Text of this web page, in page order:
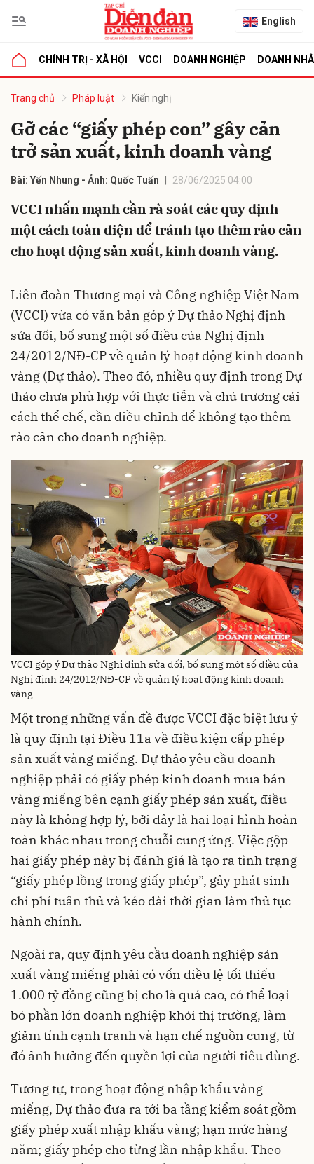
English
CHÍNH TRỊ - XÃ HỘI VCCI DOANH NGHIỆP DOANH
Trang chủ Pháp luật Kiến nghị
Gỡ các “giấy phép con” gây cản
trở sản xuất, kinh doanh vàng
Bài: Yến Nhung - Ảnh: Quốc Tuấn 28/06/2025 04:00
VCCI nhấn mạnh cần rà soát các quy định
một cách toàn diện để tránh tạo thêm rào cản
cho hoạt động sản xuất, kinh doanh vàng.
Liên đoàn Thương mại và Công nghiệp Việt Nam
(VCCI) vừa có văn bản góp ý Dự thảo Nghị định
sửa đổi, bổ sung một số điều của Nghị định
24/2012/NĐ-CP về quản lý hoạt động kinh doanh
vàng (Dự thảo). Theo đó, nhiều quy định trong Dự
thảo chưa phù hợp với thực tiễn và chủ trương cải
cách thể chế, cần điều chỉnh để không tạo thêm
rào cản cho doanh nghiệp.
VCCI góp ý Dự thảo Nghị định sửa đổi, bổ sung một số điều của
Nghị định 24/2012/NĐ-CP về quản lý hoạt động kinh doanh
vàng
Một trong những vấn đề được VCCI đặc biệt lưu ý
là quy định tại Điều 11a về điều kiện cấp phép
sản xuất vàng miếng. Dự thảo yêu cầu doanh
nghiệp phải có giấy phép kinh doanh mua bán
vàng miếng bên cạnh giấy phép sản xuất, điều
này là không hợp lý, bởi đây là hai loại hình hoàn
toàn khác nhau trong chuỗi cung ứng. Việc gộp
hai giấy phép này bị đánh giá là tạo ra tình trạng
“giấy phép lồng trong giấy phép”, gây phát sinh
chi phí tuân thủ và kéo dài thời gian làm thủ tục
hành chính.
Ngoài ra, quy định yêu cầu doanh nghiệp sản
xuất vàng miếng phải có vốn điều lệ tối thiểu
1.000 tỷ đồng cũng bị cho là quá cao, có thể loại
bỏ phần lớn doanh nghiệp khỏi thị trường, làm
giảm tính cạnh tranh và hạn chế nguồn cung, từ
đó ảnh hưởng đến quyền lợi của người tiêu dùng.
Tương tự, trong hoạt động nhập khẩu vàng
miếng, Dự thảo đưa ra tới ba tầng kiểm soát gồm
giấy phép xuất nhập khẩu vàng; hạn mức hàng
năm; giấy phép cho từng lần nhập khẩu. Theo
luận
Hủy